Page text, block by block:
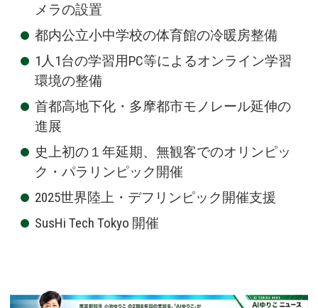
メラの設置
都内公立小中学校の体育館の冷暖房整備
1人1台の学習用PC等によるオンライン学習
環境の整備
首都高地下化・多摩都市モノレール延伸の
進展
史上初の１年延期、無観客でのオリンピッ
ク・パラリンピック開催
2025世界陸上・デフリンピック開催支援
SusHi Tech Tokyo 開催